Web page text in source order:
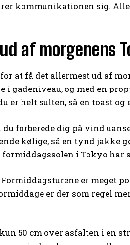
kommunikationen sig.
af morgenens
at få det allermest ud af
i gadeniveau, og med en
er helt sulten, så en toast og
forberede dig på vind
kølige, så en tynd jakke
formiddagssolen i Tokyo
Formiddagsturene er meget
er der som regel
50 cm over asfalten i en